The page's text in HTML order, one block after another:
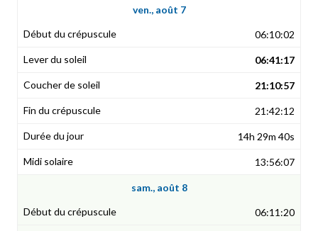
ven., août 7
06:10:02
06:41:17
21:10:57
21:42:12
14h 29m 40s
13:56:07
sam., août 8
06:11:20